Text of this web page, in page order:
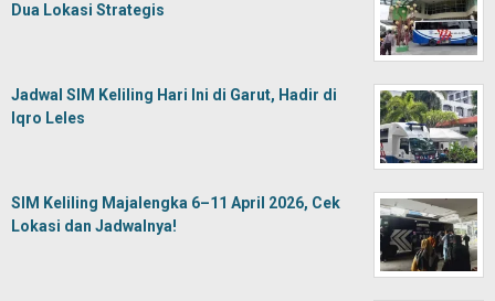
Dua Lokasi Strategis
Jadwal SIM Keliling Hari Ini di Garut, Hadir di
Iqro Leles
SIM Keliling Majalengka 6–11 April 2026, Cek
Lokasi dan Jadwalnya!